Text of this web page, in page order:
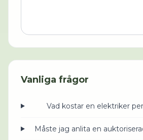
Vanliga frågor
Vad kostar en elektriker
Måste jag anlita en